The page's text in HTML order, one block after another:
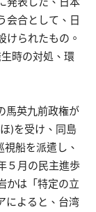
会合として、日
けられたもの。
時の対処、環
馬英九前政権が
)を受け、同島
船を派遣し、
５月の民主進歩
かは「特定の立
によると、台湾